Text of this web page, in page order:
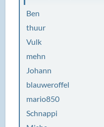
Ben
thuur
Vulk
mehn
Johann
blauweroffel
mario850
Schnappi